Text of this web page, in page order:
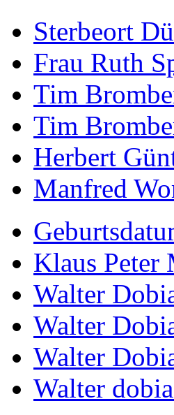
Sterbeort
Frau Ruth
Tim
Tim
Herbert
Manfred
Klaus Peter
Walter
Walter
Walter
Walter